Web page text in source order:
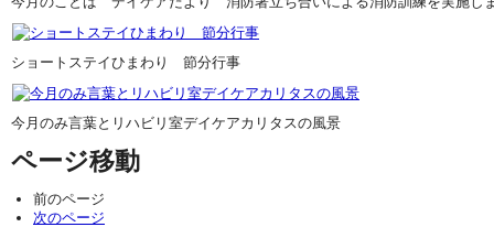
ショートステイひまわり 節分行事
今月のみ言葉とリハビリ室デイケアカリタスの風景
ページ移動
前のページ
次のページ